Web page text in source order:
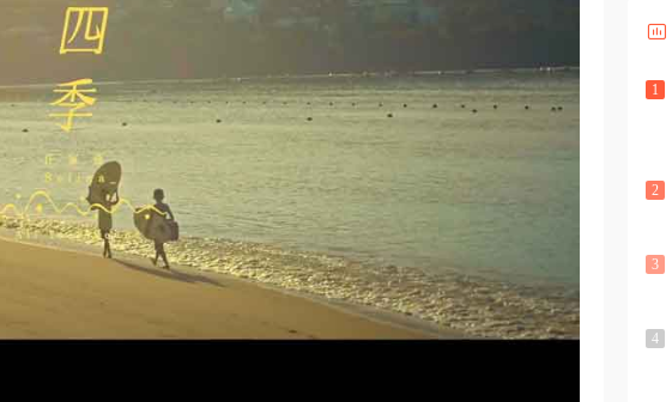
1
2
3
4